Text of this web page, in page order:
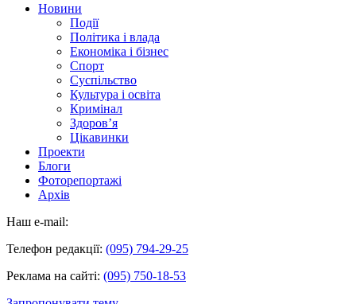
Новини
Події
Політика і влада
Економіка і бізнес
Спорт
Суспільство
Культура і освіта
Кримінал
Здоров’я
Цікавинки
Проекти
Блоги
Фоторепортажі
Архів
Наш e-mail:
Телефон редакції: (095) 794-29-25
Реклама на сайті: (095) 750-18-53